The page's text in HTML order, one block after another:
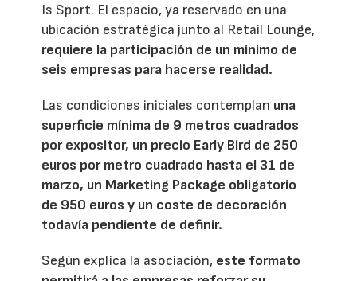
Is Sport. El espacio, ya reservado en una
ubicación estratégica junto al Retail Lounge,
requiere la participación de un mínimo de
seis empresas para hacerse realidad.
Las condiciones iniciales contemplan una
superficie mínima de 9 metros cuadrados
por expositor, un precio Early Bird de 250
euros por metro cuadrado hasta el 31 de
marzo, un Marketing Package obligatorio
de 950 euros y un coste de decoración
todavía pendiente de definir.
Según explica la asociación, este formato